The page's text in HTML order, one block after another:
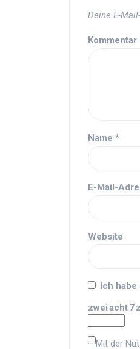
Deine E-
Kommentar
Name *
E-Mail-
Website
Ich habe
zweiacht7
Mit der